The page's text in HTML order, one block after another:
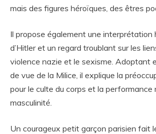
mais des figures héroïques, des êtres
Il propose également une interprétation
d’Hitler et un regard troublant sur les
violence nazie et le sexisme. Adoptant
de vue de la Milice, il explique la
pour le culte du corps et la performance
masculinité.
Un courageux petit garçon parisien fait